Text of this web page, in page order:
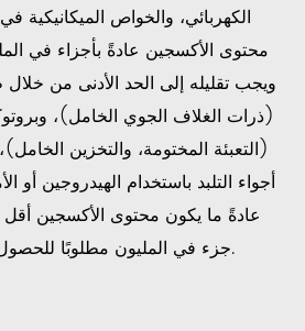
الكهربائي، والخواص الميكانيكية
محتوى الأكسجين عادةً بأجزاء في
ويجب تقليله إلى الحد الأدنى من
(ذرات الغلاف الجوي الخامل)،
(التعبئة المختومة، والتخزين
أجواء التلبد باستخدام الهيدروجين أو
جزء في المليون مطلوبًا للحصول على جودة جزء مقبولة.